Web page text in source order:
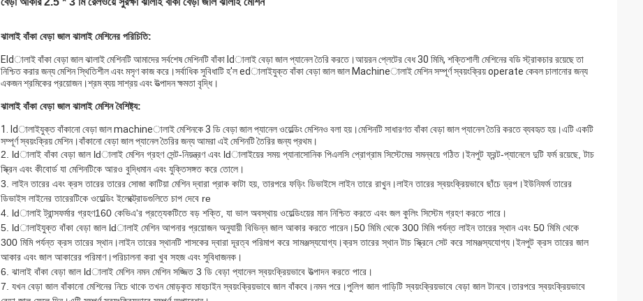
ঝালাই বাঁকা বেড়া জাল ঝালাই মেশিনের পরিচিতি:
Eldালাই বাঁকা বেড়া জাল ঝালাই মেশিনটি আমাদের সর্বশেষ মেশিনটি বাঁকা ldালাই বেড়া জাল প্যানেল তৈরি করতে।আয়রন প্লেটের বেধ 30 মিমি, শক্তিশালী মেশিনের বডি স্ট্রাকচার রয়েছে তা
নিশ্চিত করার জন্য মেশিন স্থিতিশীল এবং মসৃণ কাজ করে।সর্বাধিক সুবিধাটি হ'ল edালাইযুক্ত বাঁকা বেড়া জাল জাল Machineালাই মেশিন সম্পূর্ণ স্বয়ংক্রিয় operate কেবল চালানোর জন্য
একজন শ্রমিকের প্রয়োজন।শ্রম ব্যয় সাশ্রয় এবং উত্পাদন ক্ষমতা বৃদ্ধি।
ঝালাই বাঁকা বেড়া জাল ঝালাই মেশিন বৈশিষ্ট্য:
1. ldালাইযুক্ত বাঁকানো বেড়া জাল machineালাই মেশিনকে 3 ডি বেড়া জাল প্যানেল ওয়েল্ডিং মেশিনও বলা হয়।মেশিনটি সাধারণত বাঁকা বেড়া জাল প্যানেল তৈরি করতে ব্যবহৃত হয়।এটি একটি
সম্পূর্ণ স্বয়ংক্রিয় মেশিন।বাঁকানো বেড়া জাল প্যানেল তৈরির জন্য আমরা এই মেশিনটি তৈরির জন্য প্রথম।
2. ldালাই বাঁকা বেড়া জাল ldালাই মেশিন গ্রহণসেন্ট-নিয়ন্ত্রণ এবং ldালাইয়ের সময় প্যানাসোনিক পিএলসি প্রোগ্রাম সিস্টেমের সমন্বয়ে গঠিত।ইনপুট ফ্রন্ট-প্যানেলে দুটি ফর্ম রয়েছে, টাচ
স্ক্রিন এবং কীবোর্ড যা মেশিনটিকে আরও বুদ্ধিমান এবং যুক্তিসঙ্গত করে তোলে।
3. লাইন তারের এবং ক্রস তারের তারের সোজা কাটিয়া মেশিন দ্বারা প্রাক কাটা হয়, তারপরে ফড়িং ডিভাইসে লাইন তারে রাখুন।লাইন তারের স্বয়ংক্রিয়ভাবে ছাঁচে ড্রপ।ইউনিফর্ম তারের
ডিভাইস লাইনের তারেরটিকে ওয়েল্ডিং ইলেক্ট্রোডগুলিতে চাপ দেবে re
4. ldালাইট্রান্সফর্মার গ্রহণ160 কেভিএ'র প্রত্যেকটিতে বড় শক্তি, যা ভাল অবস্থায় ওয়েল্ডিংয়ের মান নিশ্চিত করতে এবং জল কুলিং সিস্টেম গ্রহণ করতে পারে।
5. ldালাইযুক্ত বাঁকা বেড়া জাল ldালাই মেশিন আপনার প্রয়োজন অনুযায়ী বিভিন্ন জাল আকার করতে পারেন।50 মিমি থেকে 300 মিমি পর্যন্ত লাইন তারের স্থান এবং 50 মিমি থেকে
300 মিমি পর্যন্ত ক্রস তারের স্থান।লাইন তারের স্থানটি শাসকের দ্বারা দূরত্ব পরিমাপ করে সামঞ্জস্যযোগ্য।ক্রস তারের স্থান টাচ স্ক্রিনে সেট করে সামঞ্জস্যযোগ্য।ইনপুট ক্রস তারের জাল
আকার এবং জাল আকারের পরিমাণ।পরিচালনা করা খুব সহজ এবং সুবিধাজনক।
6. ঝালাই বাঁকা বেড়া জাল ldালাই মেশিন নমন মেশিন সজ্জিত 3 ডি বেড়া প্যানেল স্বয়ংক্রিয়ভাবে উত্পাদন করতে পারে।
7. যখন বেড়া জাল বাঁকানো মেশিনের নিচে থাকে তখন মোড়কৃত মাহচাইন স্বয়ংক্রিয়ভাবে জাল বাঁকবে।নমন পরে।পুলিগ জাল গাড়িটি স্বয়ংক্রিয়ভাবে বেড়া জাল টানবে।তারপরে স্বয়ংক্রিয়ভাবে